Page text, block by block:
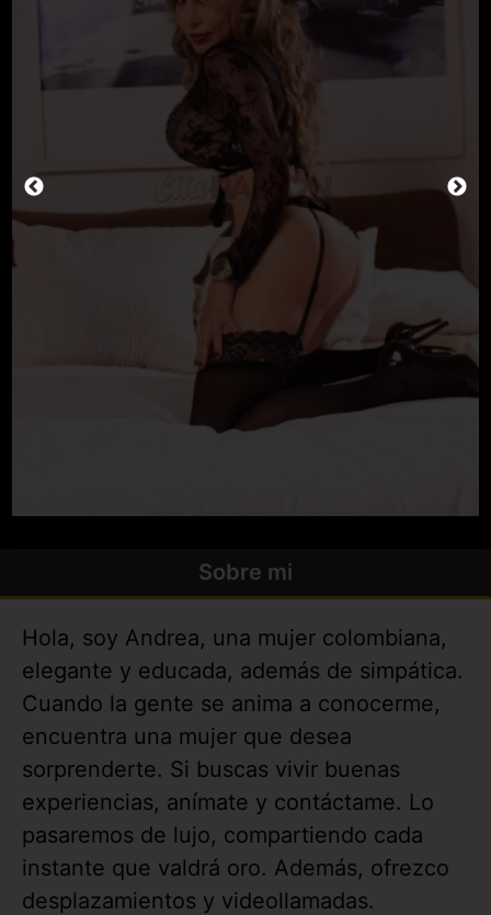
Sobre mi
Hola, soy Andrea, una mujer colombiana,
elegante y educada, además de simpática.
Cuando la gente se anima a conocerme,
encuentra una mujer que desea
sorprenderte. Si buscas vivir buenas
experiencias, anímate y contáctame. Lo
pasaremos de lujo, compartiendo cada
instante que valdrá oro. Además, ofrezco
desplazamientos y videollamadas.